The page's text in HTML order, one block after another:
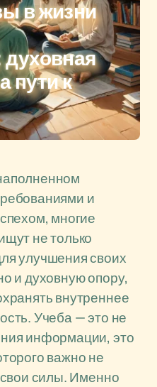
в жизни
пути к
и
многие
не только
улучшения своих
и духовную опору,
внутреннее
Учеба — это не
информации, это
важно не
свои силы. Именно